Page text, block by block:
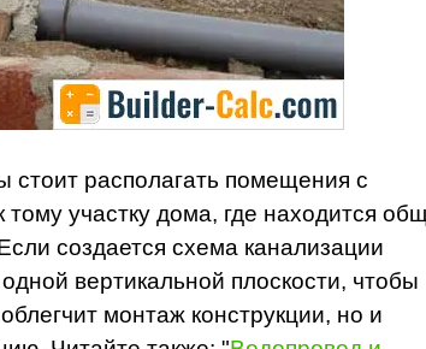
стоит располагать помещения с
тому участку дома, где находится
создается схема канализации
вертикальной плоскости, чтобы
монтаж конструкции, но и